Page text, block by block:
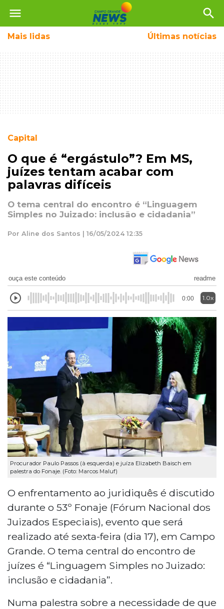
menu search
Mais lidas Últimas notícias
Capital
O que é “ergástulo”? Em MS,
juízes tentam acabar com
palavras difíceis
O tema central do encontro é “Linguagem
Simples no Juizado: inclusão e cidadania”
Por Aline dos Santos | 16/05/2024 12:35
ouça este conteúdo readme
0:00 1.0x
Procurador Paulo Passos (à esquerda) e juíza Elizabeth Baisch em
palestra do Fonaje. (Foto: Marcos Maluf)
O enfrentamento ao juridiquês é discutido
durante o 53º Fonaje (Fórum Nacional dos
Juizados Especiais), evento que será
realizado até sexta-feira (dia 17), em Campo
Grande. O tema central do encontro de
juízes é “Linguagem Simples no Juizado:
inclusão e cidadania”.
Numa palestra sobre a necessidade de que